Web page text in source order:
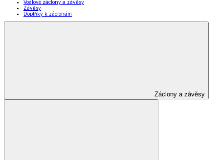
Voálové záclony a závěsy
Závěsy
Doplňky k záclonám
Záclony a závěsy